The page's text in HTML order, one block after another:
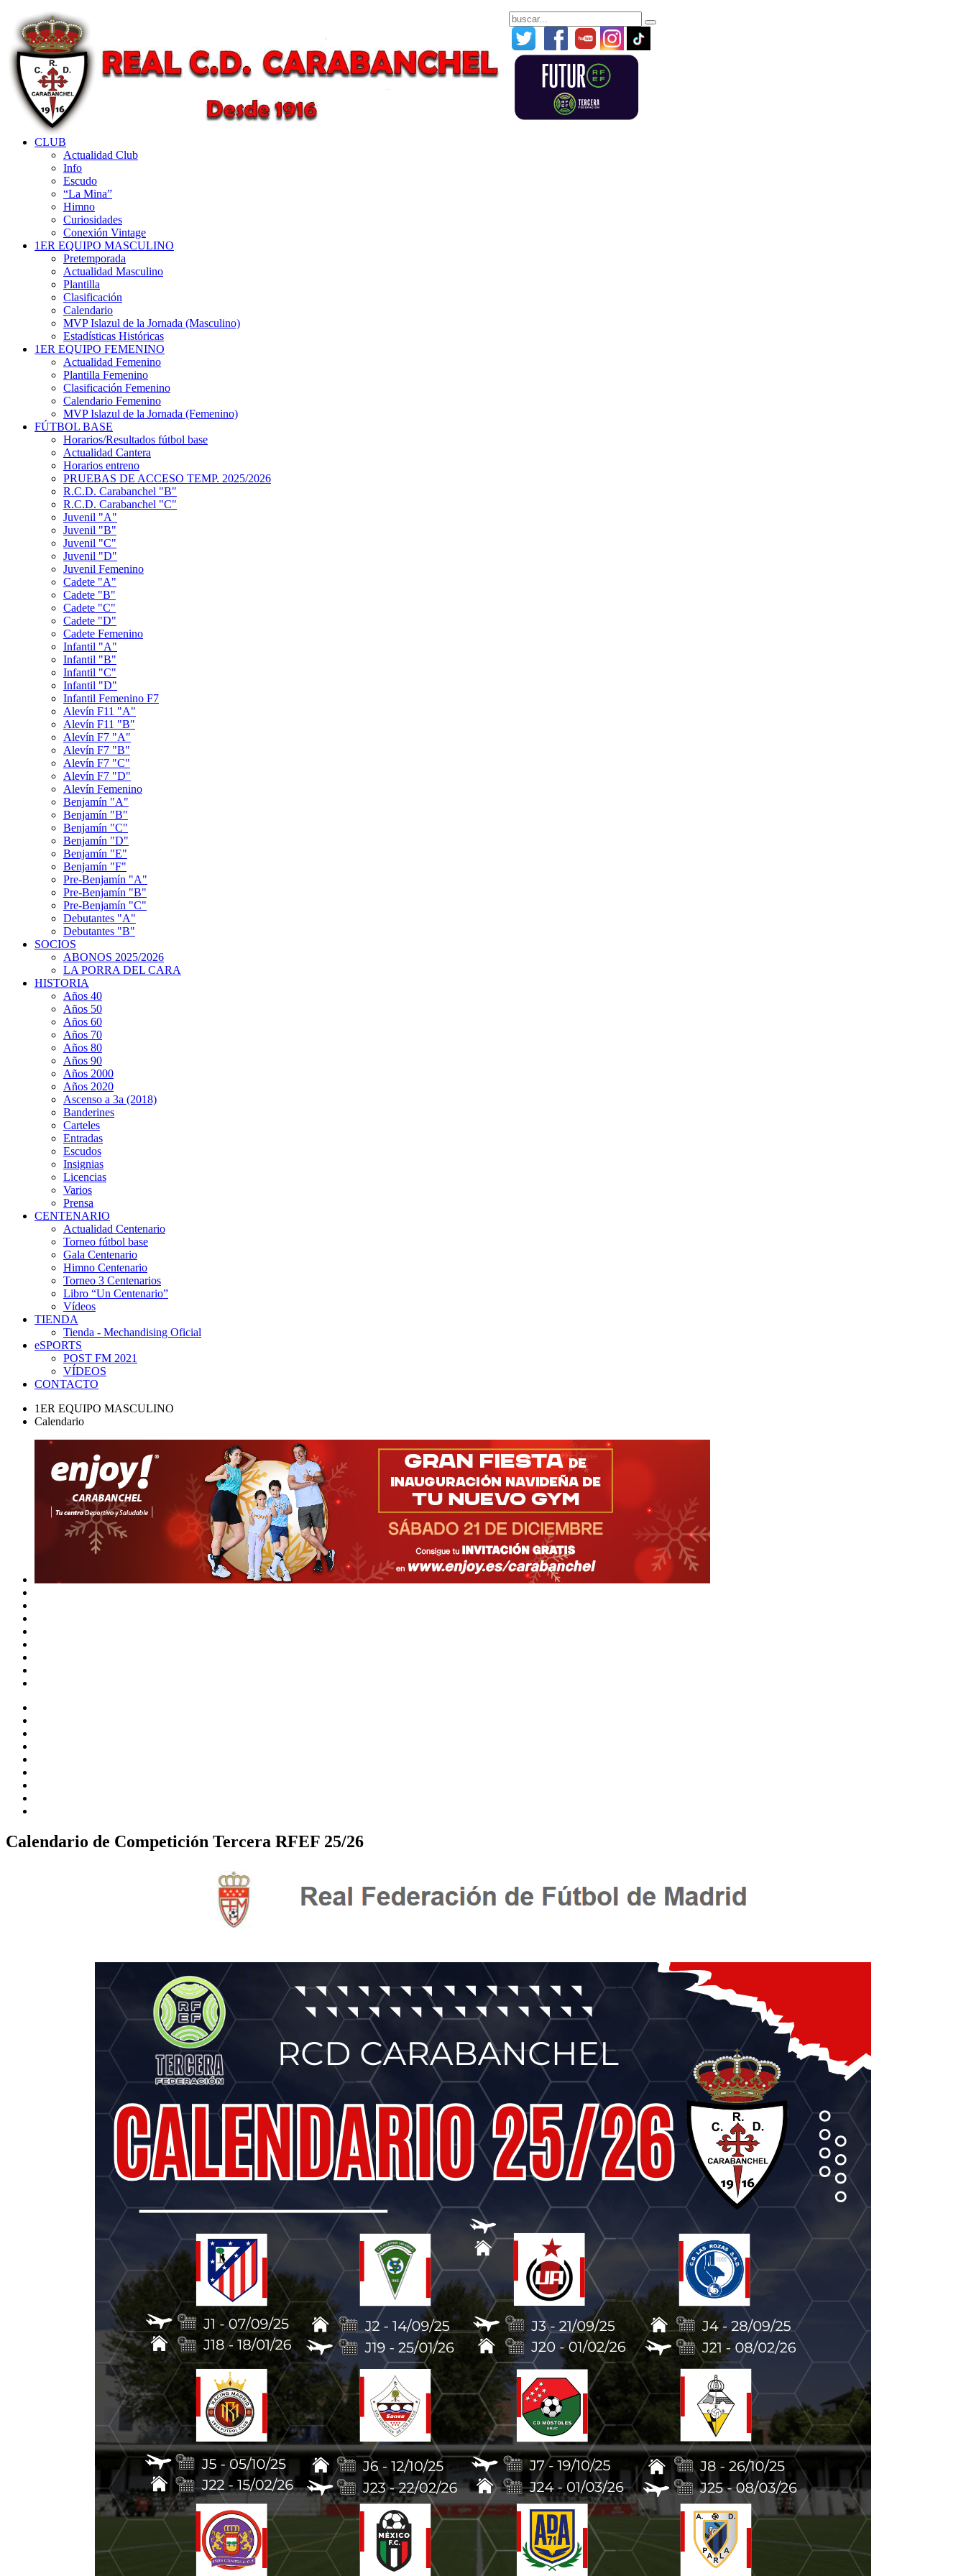
CLUB
Actualidad Club
Info
Escudo
“La Mina”
Himno
Curiosidades
Conexión Vintage
1ER EQUIPO MASCULINO
Pretemporada
Actualidad Masculino
Plantilla
Clasificación
Calendario
MVP Islazul de la Jornada (Masculino)
Estadísticas Históricas
1ER EQUIPO FEMENINO
Actualidad Femenino
Plantilla Femenino
Clasificación Femenino
Calendario Femenino
MVP Islazul de la Jornada (Femenino)
FÚTBOL BASE
Horarios/Resultados fútbol base
Actualidad Cantera
Horarios entreno
PRUEBAS DE ACCESO TEMP. 2025/2026
R.C.D. Carabanchel "B"
R.C.D. Carabanchel "C"
Juvenil "A"
Juvenil "B"
Juvenil "C"
Juvenil "D"
Juvenil Femenino
Cadete "A"
Cadete "B"
Cadete "C"
Cadete "D"
Cadete Femenino
Infantil "A"
Infantil "B"
Infantil "C"
Infantil "D"
Infantil Femenino F7
Alevín F11 "A"
Alevín F11 "B"
Alevín F7 "A"
Alevín F7 "B"
Alevín F7 "C"
Alevín F7 "D"
Alevín Femenino
Benjamín "A"
Benjamín "B"
Benjamín "C"
Benjamín "D"
Benjamín "E"
Benjamín "F"
Pre-Benjamín "A"
Pre-Benjamín "B"
Pre-Benjamín "C"
Debutantes "A"
Debutantes "B"
SOCIOS
ABONOS 2025/2026
LA PORRA DEL CARA
HISTORIA
Años 40
Años 50
Años 60
Años 70
Años 80
Años 90
Años 2000
Años 2020
Ascenso a 3a (2018)
Banderines
Carteles
Entradas
Escudos
Insignias
Licencias
Varios
Prensa
CENTENARIO
Actualidad Centenario
Torneo fútbol base
Gala Centenario
Himno Centenario
Torneo 3 Centenarios
Libro “Un Centenario”
Vídeos
TIENDA
Tienda - Mechandising Oficial
eSPORTS
POST FM 2021
VÍDEOS
CONTACTO
1ER EQUIPO MASCULINO
Calendario
Calendario de Competición Tercera RFEF 25/26